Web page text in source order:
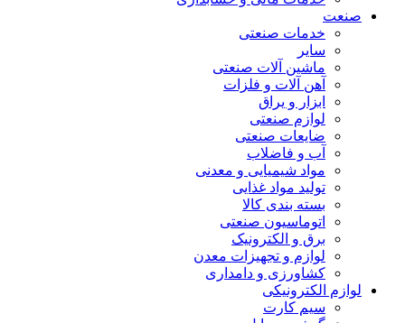
صنعت
خدمات صنعتی
سایر
ماشین آلات صنعتی
آهن آلات و فلزات
ابزار و یراق
لوازم صنعتی
ضایعات صنعتی
آب و فاضلاب
مواد شیمیایی و معدنی
تولید مواد غذایی
بسته بندی کالا
اتوماسیون صنعتی
برق و الکترونیک
لوازم و تجهیزات معدن
کشاورزی و دامداری
لوازم الکترونیکی
سیم کارت